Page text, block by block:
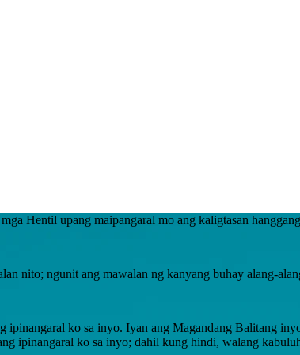
Hentil upang maipangaral mo ang kaligtasan
nito; ngunit ang mawalan ng kanyang buhay alang-
ko sa inyo. Iyan ang Magandang Balitang
ipinangaral ko sa inyo; dahil kung hindi, walang